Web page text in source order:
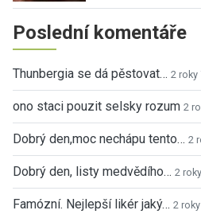
Poslední komentáře
Thunbergia se dá pěstovat… 2 roky
ono staci pouzit selsky rozum 2
Dobrý den,moc nechápu tento… 2
Dobrý den, listy medvědího… 2
Famózní. Nejlepší likér jaký… 2